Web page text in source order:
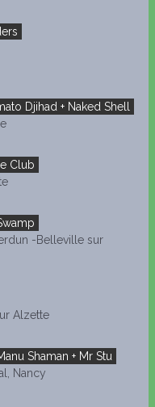
Djihad + Naked Shell
Club
-Belleville sur
Alzette
Shaman + Mr Stu
Nancy